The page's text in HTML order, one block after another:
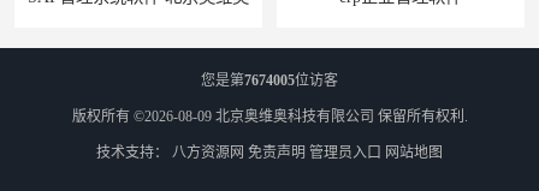
您是第7674005位访客
版权所有 ©2026-08-09 北京奥维奥科技有限公司 保留所有权利.
技术支持： 八方资源网 免责声明 管理员入口 网站地图